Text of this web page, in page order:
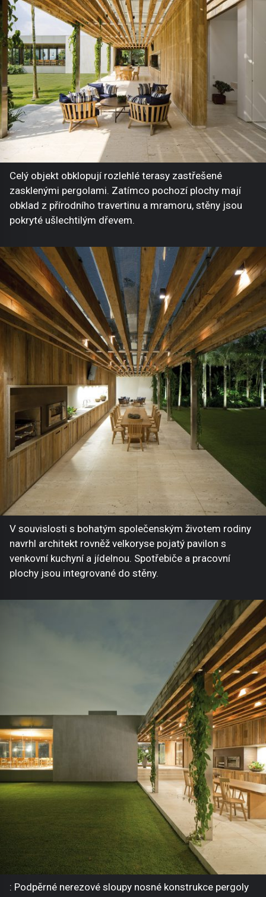
Celý objekt obklopují rozlehlé terasy zastřešené
zasklenými pergolami. Zatímco pochozí plochy mají
obklad z přírodního travertinu a mramoru, stěny jsou
pokryté ušlechtilým dřevem.
V souvislosti s bohatým společenským životem rodiny
navrhl architekt rovněž velkoryse pojatý pavilon s
venkovní kuchyní a jídelnou. Spotřebiče a pracovní
plochy jsou integrované do stěny.
: Podpěrné nerezové sloupy nosné konstrukce pergoly